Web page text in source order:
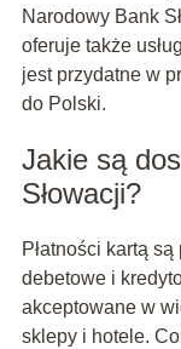
Narodowy Bank
oferuje także
jest przydatne w
do Polski.
Jakie są
Słowacji?
Płatności kartą
debetowe i
akceptowane w
sklepy i hotele.